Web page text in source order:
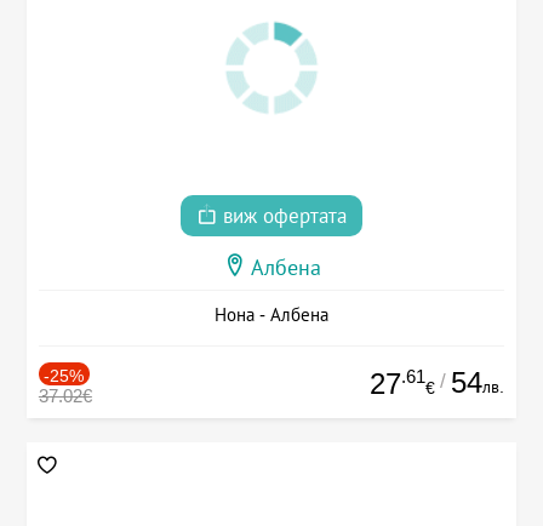
виж офертата
Албена
Нона - Албена
-25%
37.02€ 27.61
€ / 54лв.